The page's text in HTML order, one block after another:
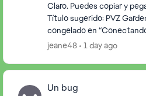
Claro. Puedes copiar y
Título sugerido: PVZ Garden Warfare se queda
congelado en
Buenas tardes.
jeane48 1 day ago
Un bug